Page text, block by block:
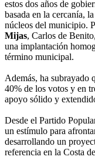
estos dos años de
basada en la cercanía,
núcleos del municipio.
Mijas, Carlos de
una implantación
término municipal.
Además, ha subrayado
40% de los votos y en
apoyo sólido y
Desde el Partido
un estímulo para
desarrollando un
referencia en la Costa